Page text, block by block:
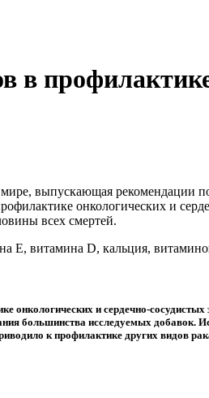
в
выпускающая рекомендации
онкологических и
всех смертей.
E, витамина D, кальция,
и сердечно-
большинства исследуемых
к профилактике других видов